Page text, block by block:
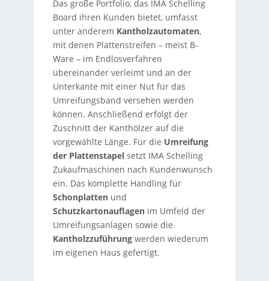
Das große Portfolio, das IMA Schelling
Board ihren Kunden bietet, umfasst
unter anderem Kantholzautomaten,
mit denen Plattenstreifen – meist B-
Ware – im Endlosverfahren
übereinander verleimt und an der
Unterkante mit einer Nut für das
Umreifungsband versehen werden
können. Anschließend erfolgt der
Zuschnitt der Kanthölzer auf die
vorgewählte Länge. Für die Umreifung
der Plattenstapelsetzt IMA Schelling
Zukaufmaschinen nach Kundenwunsch
ein. Das komplette Handling für
Schonplattenund
Schutzkartonauflagenim Umfeld der
Umreifungsanlagen sowie die
Kantholzzuführungwerden wiederum
im eigenen Haus gefertigt.